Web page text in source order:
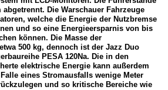
Die Warschauer Fahrzeuge
welche die Energie der Nutzbremse
und so eine Energieersparnis von bis
können. Die Masse der
500 kg, dennoch ist der Jazz Duo
PESA 120Na. Die in den
elektrische Energie kann außerdem
eines Stromausfalls wenige Meter
und so kritische Bereiche wie